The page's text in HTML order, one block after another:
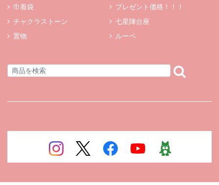
巾着袋
プレゼント価格！！！
チャクラストーン
七星陣台座
置物
ルーペ